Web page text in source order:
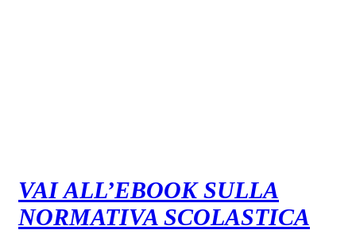
VAI ALL’EBOOK SULLA
NORMATIVA SCOLASTICA